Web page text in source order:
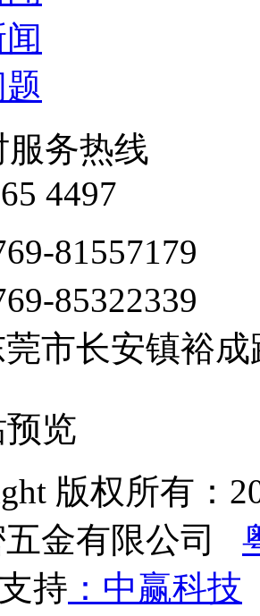
服务热线
4497
81557179
85322339
市长安镇裕成
览
版权所有：
金有限公司
持 ：中赢科技